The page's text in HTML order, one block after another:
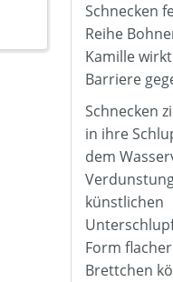
Schnecken
Reihe
Kamille
Barriere
Schnecken
in ihre
dem
künstlichen
Form
Brettchen